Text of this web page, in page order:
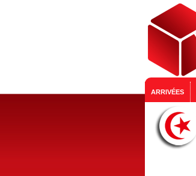
ARRIVÉES